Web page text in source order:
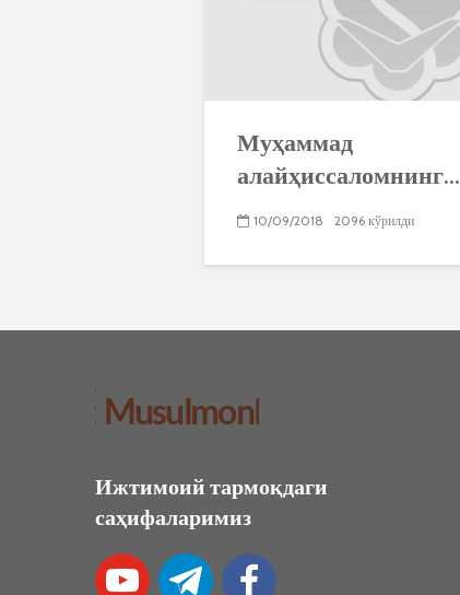
Муҳаммад
алайҳиссаломнинг...
10/09/2018 2096 кўрилди
Ижтимоий тармоқдаги
саҳифаларимиз